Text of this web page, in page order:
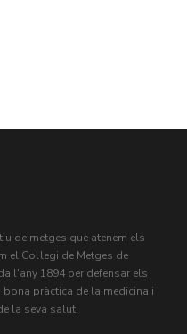
de metges que atenem els
el Col·legi de Metges de
l'any 1894 per defensar els
pràctica de la medicina i
la seva salut.